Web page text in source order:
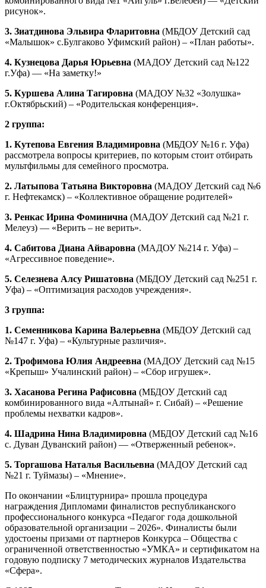
рисунок».
3. Зиатдинова Эльвира Фларитовна (МБДОУ Детский сад
«Малышок» с.Булгаково Уфимский район) – «План работы».
4. Кузнецова Дарья Юрьевна (МАДОУ Детский сад №122
г.Уфа) — «На заметку!»
5. Куршева Алина Тагировна (МАДОУ №32 «Золушка»
г.Октябрьский) – «Родительская конференция».
2 группа:
1. Кутепова Евгения Владимировна (МБДОУ №16 г. Уфа)
рассмотрела вопросы критериев, по которым стоит отбирать
мультфильмы для семейного просмотра.
2. Латыпова Татьяна Викторовна (МАДОУ Детский сад №6
г. Нефтекамск) – «Коллективное обращение родителей»
3. Ренкас Ирина Фоминична (МАДОУ Детский сад №21 г.
Мелеуз) — «Верить – не верить».
4. Сабитова Диана Айваровна (МАДОУ №214 г. Уфа) –
«Агрессивное поведение».
5. Селезнева Алсу Ришатовна (МБДОУ Детский сад №251 г.
Уфа) – «Оптимизация расходов учреждения».
3 группа:
1. Семенникова Карина Валерьевна (МБДОУ Детский сад
№147 г. Уфа) – «Культурные различия».
2. Трофимова Юлия Андреевна (МАДОУ Детский сад №15
«Крепыш» Учалинский район) – «Сбор игрушек».
3. Хасанова Регина Рафисовна (МБДОУ Детский сад
комбинированного вида «Алтынай» г. Сибай) – «Решение
проблемы нехватки кадров».
4. Шадрина Нина Владимировна (МБДОУ Детский сад №16
с. Дуван Дуванский район) — «Отверженный ребенок».
5. Торгашова Наталья Васильевна (МАДОУ Детский сад
№21 г. Туймазы) – «Мнение».
По окончании «Блицтурнира» прошла процедура
награждения Дипломами финалистов республиканского
профессионального конкурса «Педагог года дошкольной
образовательной организации – 2026». Финалисты были
удостоены призами от партнеров Конкурса – Общества с
ограниченной ответственностью «УМКА» и сертификатом на
годовую подписку 7 методических журналов Издательства
«Сфера».